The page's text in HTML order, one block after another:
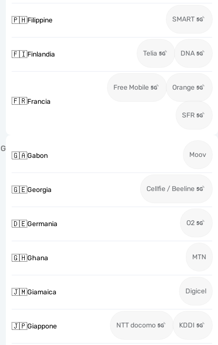
🇵🇭Filippine SMART
🇫🇮Finlandia Telia DNA
🇫🇷Francia
Free Mobile Orange
SFR
G
🇬🇦Gabon Moov
🇬🇪Georgia Cellfie / Beeline
🇩🇪Germania O2
🇬🇭Ghana MTN
🇯🇲Giamaica Digicel
🇯🇵Giappone NTT docomo KDDI